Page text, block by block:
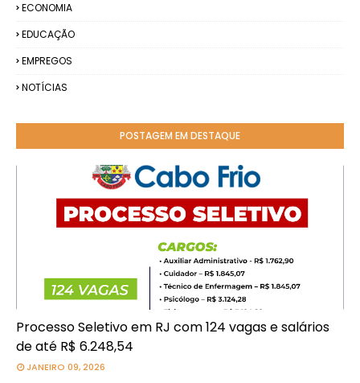
ECONOMIA
EDUCAÇÃO
EMPREGOS
NOTÍCIAS
POSTAGEM EM DESTAQUE
Processo Seletivo em RJ com 124 vagas e salários
de até R$ 6.248,54
JANEIRO 09, 2026